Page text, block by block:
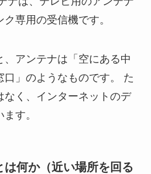
専用の受信機です。
アンテナは「空にある中
」のようなものです。 た
なく、インターネットのデ
す。
は何か（近い場所を回る